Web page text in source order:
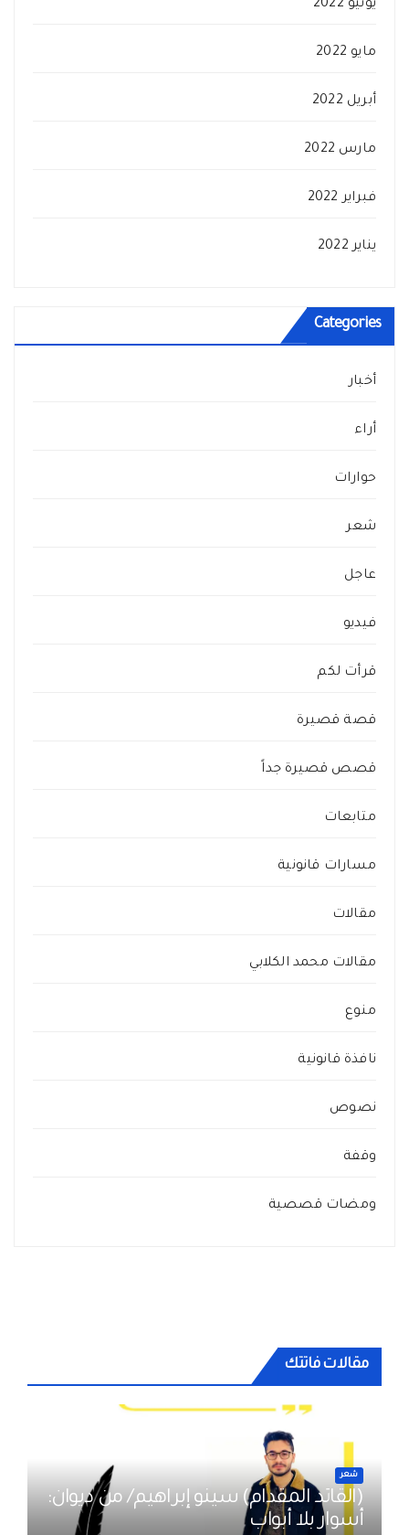
يونيو 2022
مايو 2022
أبريل 2022
مارس 2022
فبراير 2022
يناير 2022
Categories
أخبار
أراء
حوارات
شعر
عاجل
فيديو
قرأت لكم
قصة قصيرة
قصص قصيرة جداً
متابعات
مسارات قانونية
مقالات
مقالات محمد الكلابي
منوع
نافذة قانونية
نصوص
وقفة
ومضات قصصية
مقالات فاتتك
شعر
(القائد المقدام) سينو إبراهيم/ من ديوان:
أسوار بلا أبواب